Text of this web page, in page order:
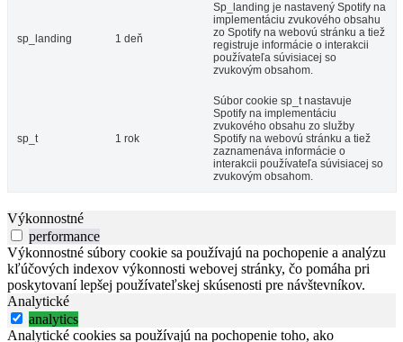
sp_landing 1 deň
Sp_landing je nastavený Spotify na
implementáciu zvukového obsahu
zo Spotify na webovú stránku a tiež
registruje informácie o interakcii
používateľa súvisiacej so
zvukovým obsahom.
sp_t 1 rok
Súbor cookie sp_t nastavuje
Spotify na implementáciu
zvukového obsahu zo služby
Spotify na webovú stránku a tiež
zaznamenáva informácie o
interakcii používateľa súvisiacej so
zvukovým obsahom.
Výkonnostné
performance
Výkonnostné súbory cookie sa používajú na pochopenie a analýzu
kľúčových indexov výkonnosti webovej stránky, čo pomáha pri
poskytovaní lepšej používateľskej skúsenosti pre návštevníkov.
Analytické
analytics
Analytické cookies sa používajú na pochopenie toho, ako